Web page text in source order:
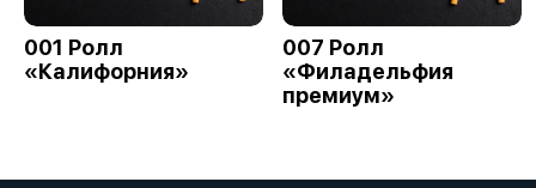
001 Ролл
«Калифорния»
007 Ролл
«Филадельфия
премиум»